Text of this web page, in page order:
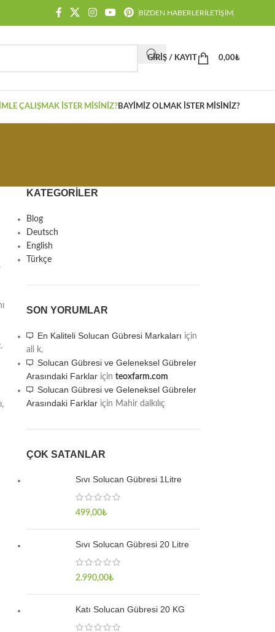
BIZDEN HABERLERİLETIŞIM
GIRIŞ / KAYIT 0,00₺
ÇALIŞMAK İSTER MISINIZ?BAYIMIZ OLMAK İSTER MISINIZ?
KATEGORILER
Blog
Deutsch
English
Türkçe
SON YORUMLAR
En Kaliteli Solucan Gübresi Markaları için
ali k,
Solucan Gübresi ve Geleneksel Gübreler
Arasındaki Farklariçin teoxfarm.com
Solucan Gübresi ve Geleneksel Gübreler
Arasındaki Farklariçin Mahir dalkılıç
ÇOK SATANLAR
Sıvı Solucan Gübresi 1Litre
499,00₺
Sıvı Solucan Gübresi 20 Litre
2.990,00₺
Katı Solucan Gübresi 20 KG